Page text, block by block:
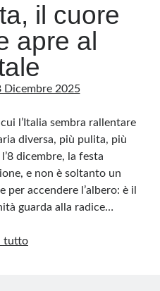
il cuore
apre al
Dicembre 2025
l’Italia sembra rallentare
diversa, più pulita, più
dicembre, la festa
e non è soltanto un
per accendere l’albero: è il
guarda alla radice…
tuttoImmacolata,